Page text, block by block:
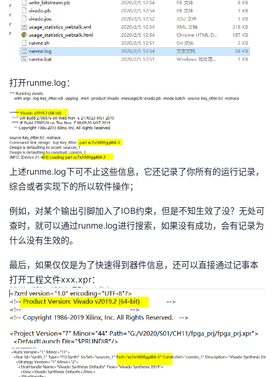
动
关
注
的
开
者
学
堂
我
的
课
程
我
的
认
证
我
的
实
验
我
的
收
藏
我
的
我
支
持
我
的
技
术
支
持
我
的
云
声
建
议
打开runme.log：
上述runme.log下可不止这些信息，它还记录了你所有的运行记录，
综合或者实现下的所以软件操作；
例如，对某个输出引脚加入了IOB约束，但是不知生效了没？无处可
查时，就可以通过runme.log进行搜索，如果没有成功，会有记录为
什么没有生效的。
最后，如果仅仅是为了快速得到器件信息，还可以直接通过记事本
打开工程文件xxx.xpr：